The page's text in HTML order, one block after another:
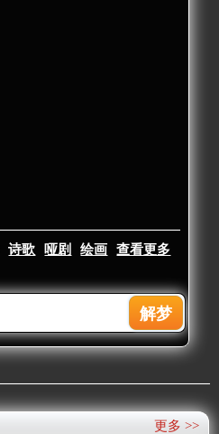
诗歌 哑剧 绘画
查看更多
更多 >>